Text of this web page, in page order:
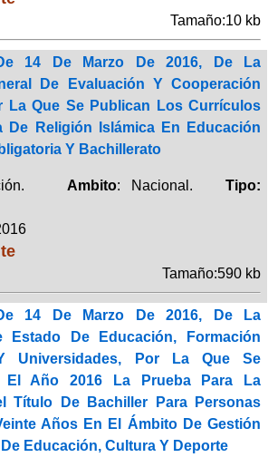
Tamaño:10 kb
14 De Marzo De 2016, De La
De Evaluación Y Cooperación
La Que Se Publican Los Currículos
De Religión Islámica En Educación
Y Bachillerato
Ambito: Nacional.Tipo:
Tamaño:590 kb
14 De Marzo De 2016, De La
Estado De Educación, Formación
Universidades, Por La Que Se
El Año 2016 La Prueba Para La
Título De Bachiller Para Personas
Años En El Ámbito De Gestión
Educación, Cultura Y Deporte